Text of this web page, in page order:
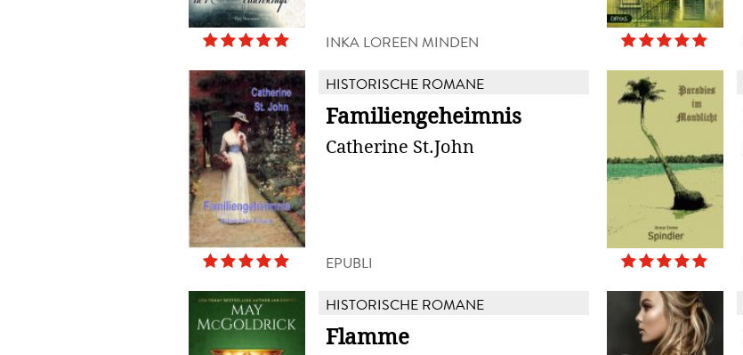
INKA LOREEN MINDEN
HISTORISCHE ROMANE
Familiengeheimnis
Catherine St.John
EPUBLI
HISTORISCHE ROMANE
Flamme